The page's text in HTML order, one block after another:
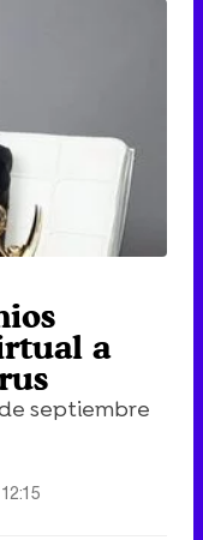
a
septiembre